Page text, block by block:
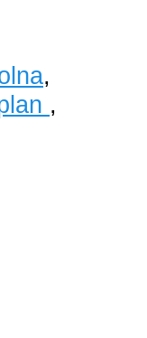
,
,